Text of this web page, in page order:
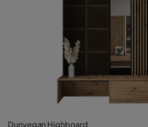
Dunvegan Highboard